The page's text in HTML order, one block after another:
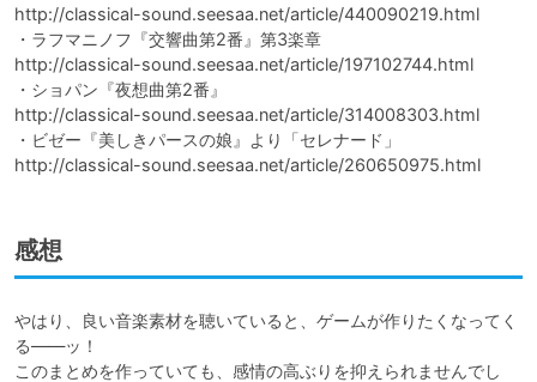
http://classical-sound.seesaa.net/article/440090219.html
・ラフマニノフ『交響曲第2番』第3楽章
http://classical-sound.seesaa.net/article/197102744.html
・ショパン『夜想曲第2番』
http://classical-sound.seesaa.net/article/314008303.html
・ビゼー『美しきパースの娘』より「セレナード」
http://classical-sound.seesaa.net/article/260650975.html
感想
やはり、良い音楽素材を聴いていると、ゲームが作りたくなってく
る――ッ！
このまとめを作っていても、感情の高ぶりを抑えられませんでし